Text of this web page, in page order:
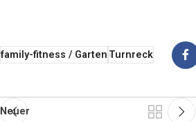
family-fitness / GartenTurnreck
Neuer